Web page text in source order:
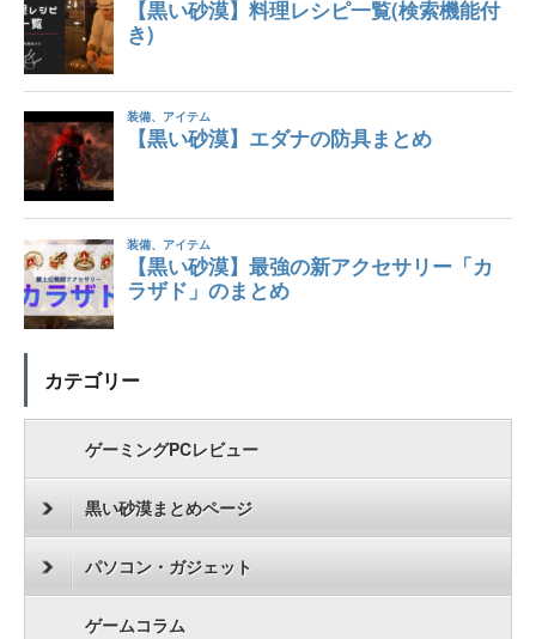
カテゴリー
ゲーミングPCレビュー
黒い砂漠まとめページ
パソコン・ガジェット
ゲームコラム